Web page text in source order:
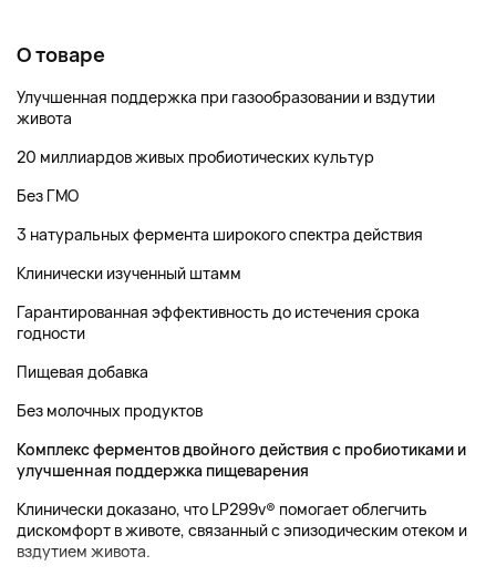
О товаре
Улучшенная поддержка при газообразовании и вздутии
живота
20 миллиардов живых пробиотических культур
Без ГМО
3 натуральных фермента широкого спектра действия
Клинически изученный штамм
Гарантированная эффективность до истечения срока
годности
Пищевая добавка
Без молочных продуктов
Комплекс ферментов двойного действия с пробиотиками и
улучшенная поддержка пищеварения
Клинически доказано, что LP299v® помогает облегчить
дискомфорт в животе, связанный с эпизодическим отеком и
вздутием живота.